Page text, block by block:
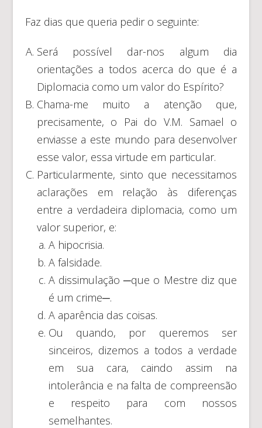
Faz dias que queria pedir o seguinte:
Será possível dar-nos algum dia
orientações a todos acerca do que é a
Diplomacia como um valor do Espírito?
Chama-me muito a atenção que,
precisamente, o Pai do V.M. Samael o
enviasse a este mundo para desenvolver
esse valor, essa virtude em particular.
Particularmente, sinto que necessitamos
aclarações em relação às diferenças
entre a verdadeira diplomacia, como um
valor superior, e:
A hipocrisia.
A falsidade.
A dissimulação ─que o Mestre diz que
é um crime─.
A aparência das coisas.
Ou quando, por queremos ser
sinceiros, dizemos a todos a verdade
em sua cara, caindo assim na
intolerância e na falta de compreensão
e respeito para com nossos
semelhantes.